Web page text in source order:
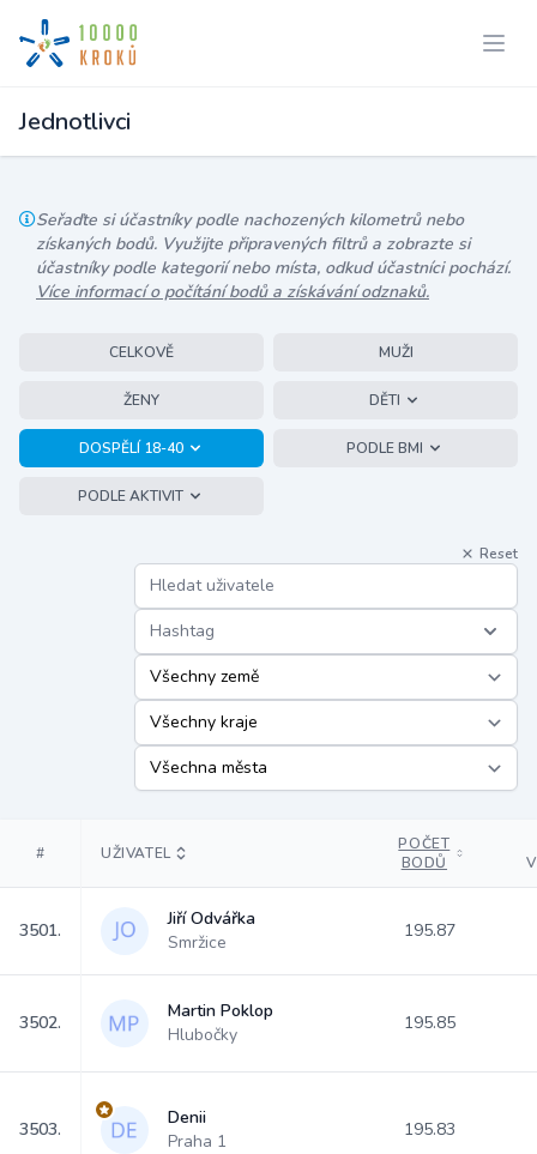
Jednotlivci
Seřaďte si účastníky podle nachozených kilometrů nebo
získaných bodů. Využijte připravených filtrů a zobrazte si
účastníky podle kategorií nebo místa, odkud účastníci pochází.
Více informací o počítání bodů a získávání odznaků.
CELKOVĚ MUŽI
ŽENY DĚTI
DOSPĚLÍ 18-40 PODLE BMI
PODLE AKTIVIT
Reset
Hashtag
# UŽIVATEL
POČET
BODŮ
3501.
Jiří Odvářka
Smržice
195.87
3502.
Martin Poklop
Hlubočky
195.85
3503.
Denii
Praha 1
195.83